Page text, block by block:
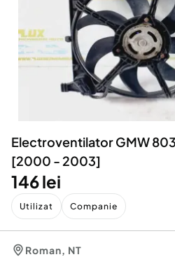
Animale de companie
Afaceri și echipamente
Inchiriere Bunuri si Vehicule
Utilaje agricole si industriale
Piese auto si accesorii
Dacia Duster
Electroventilator GMW
[2000 - 2003]
146 lei
Utilizat Companie
Roman, NT